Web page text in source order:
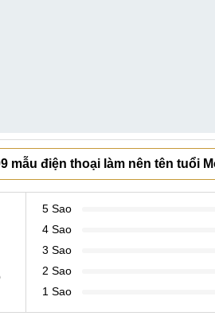
mẫu điện thoại làm nên tên tuổi
5 Sao
4 Sao
3 Sao
2 Sao
1 Sao